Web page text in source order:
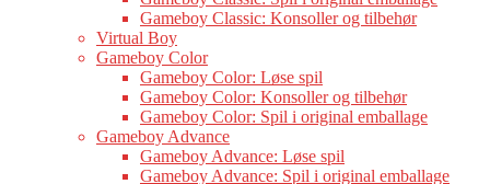
Gameboy Classic: Konsoller og tilbehør
Virtual Boy
Gameboy Color
Gameboy Color: Løse spil
Gameboy Color: Konsoller og tilbehør
Gameboy Color: Spil i original emballage
Gameboy Advance
Gameboy Advance: Løse spil
Gameboy Advance: Spil i original emballage